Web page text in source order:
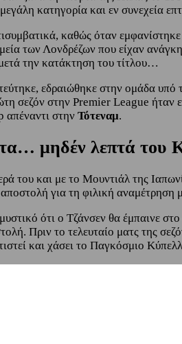
κατηγορία και εν
καθώς όταν
των Λονδρέζων που είχαν
την κατάκτηση του τίτλου…
εδραιώθηκε στην ομάδα υπό
σεζόν στην Premier League ήταν
απέναντι στην Τότεναμ.
μηδέν λεπτά του
του και με το Μουντιάλ της
για τη φιλική
ότι ο Τζάνσεν θα έμπαινε
Πριν το τελευταίο ματς της
και χάσει το Παγκόσμιο